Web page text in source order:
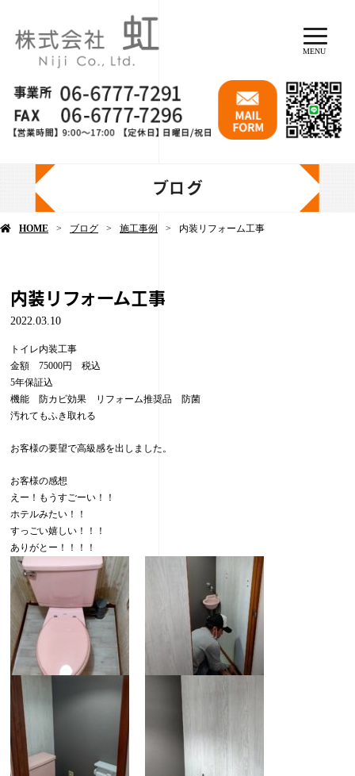
MENU
ブログ
HOME ブログ 施工事例 内装リフォーム工事
内装リフォーム工事
2022.03.10
トイレ内装工事
金額 75000円 税込
5年保証込
機能 防カビ効果 リフォーム推奨品 防菌
汚れてもふき取れる
お客様の要望で高級感を出しました。
お客様の感想
えー！もうすごーい！！
ホテルみたい！！
すっごい嬉しい！！！
ありがとー！！！！